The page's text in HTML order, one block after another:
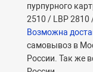
пурпурного
2510 / LBP 2810
Возможна
самовывоз в
России. Так же